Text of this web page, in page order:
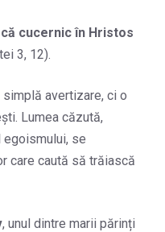
cucernic în Hristos
3, 12).
avertizare, ci o
Lumea căzută,
se
care caută să trăiască
, unul dintre marii părinți